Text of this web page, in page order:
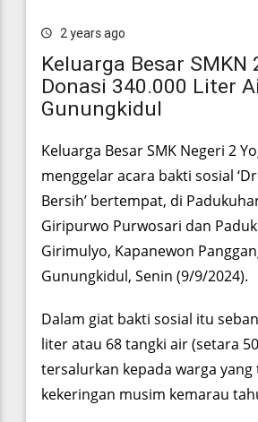
2 years ago
Keluarga Besar SMKN
Donasi 340.000 Liter
Gunungkidul
Keluarga Besar SMK Negeri 2
menggelar acara bakti sosial
Bersih’ bertempat, di
Giripurwo Purwosari dan
Girimulyo, Kapanewon
Gunungkidul, Senin (9/9/2024).
Dalam giat bakti sosial itu
liter atau 68 tangki air (setara
tersalurkan kepada warga
kekeringan musim kemarau